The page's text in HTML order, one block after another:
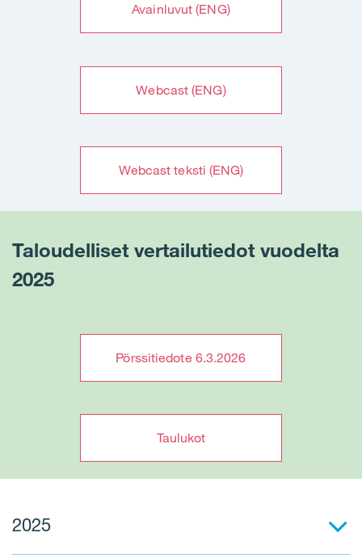
Avainluvut (ENG)
Webcast (ENG)
Webcast teksti (ENG)
Taloudelliset vertailutiedot vuodelta
2025
Pörssitiedote 6.3.2026
Taulukot
2025